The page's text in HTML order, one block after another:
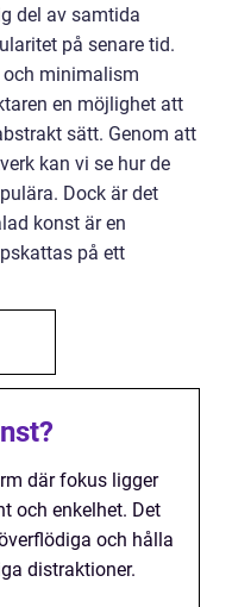
del av samtida
på senare tid.
och minimalism
en möjlighet att
sätt. Genom att
kan vi se hur de
Dock är det
konst är en
på ett
där fokus ligger
och enkelhet. Det
och hålla
distraktioner.